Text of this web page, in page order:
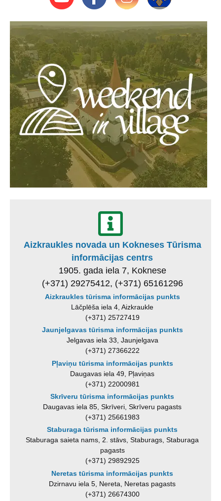
Aizkraukles novada un Kokneses Tūrisma
informācijas centrs
1905. gada iela 7, Koknese
(+371) 29275412, (+371) 65161296
Aizkraukles tūrisma informācijas punkts
Lāčplēša iela 4, Aizkraukle
(+371) 25727419
Jaunjelgavas tūrisma informācijas punkts
Jelgavas iela 33, Jaunjelgava
(+371) 27366222
Pļaviņu tūrisma informācijas punkts
Daugavas iela 49, Pļaviņas
(+371) 22000981
Skrīveru tūrisma informācijas punkts
Daugavas iela 85, Skrīveri, Skrīveru pagasts
(+371) 25661983
Staburaga tūrisma informācijas punkts
Staburaga saieta nams, 2. stāvs, Staburags, Staburaga
pagasts
(+371) 29892925
Neretas tūrisma informācijas punkts
Dzirnavu iela 5, Nereta, Neretas pagasts
(+371) 26674300